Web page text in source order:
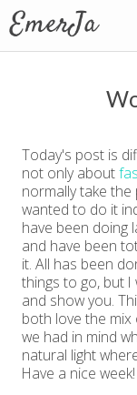
Today's post is
not only about
normally take
wanted to do it
have been doing
and have been
it. All has been
things to go, but
and show you.
both love the mix
we had in mind
natural light
Have a nice week!